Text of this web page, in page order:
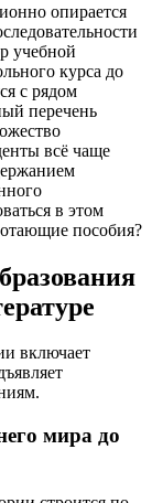
опирается
учебной
курса до
с рядом
перечень
всё чаще
в этом
пособия?
включает
мира до